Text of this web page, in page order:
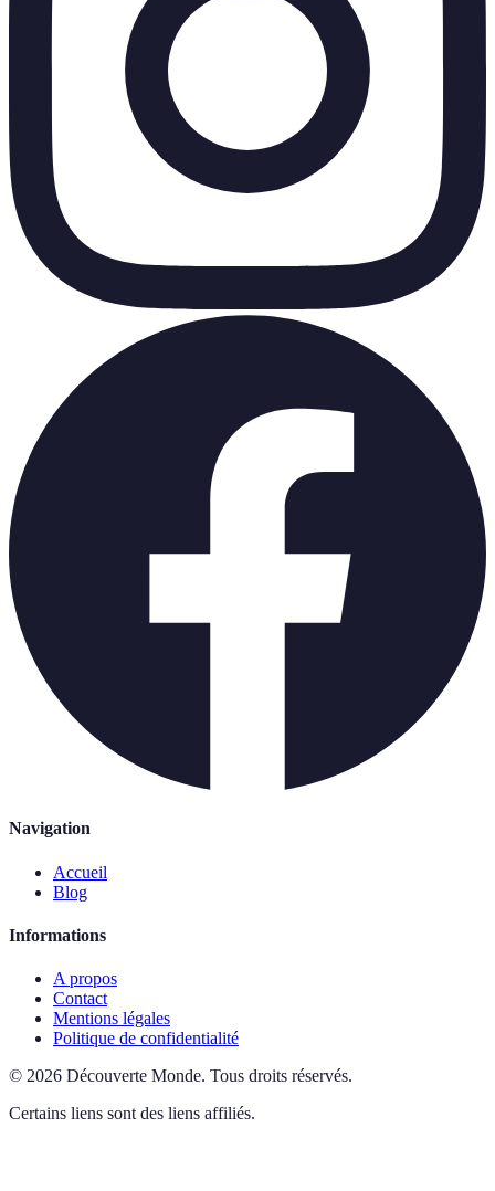
Navigation
Accueil
Blog
Informations
A propos
Contact
Mentions légales
Politique de confidentialité
© 2026 Découverte Monde. Tous droits réservés.
Certains liens sont des liens affiliés.